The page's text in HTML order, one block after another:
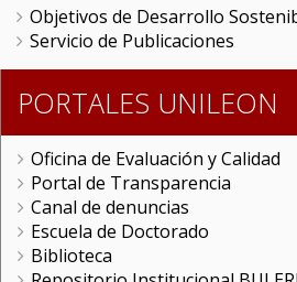
Objetivos de Desarrollo
Servicio de Publicaciones
PORTALES UNILEON
Oficina de Evaluación y Calidad
Portal de Transparencia
Canal de denuncias
Escuela de Doctorado
Biblioteca